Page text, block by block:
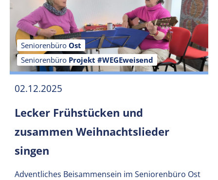
Seniorenbüro Ost
Seniorenbüro Projekt #WEGEweisend
02.12.2025
Lecker Frühstücken und
zusammen Weihnachtslieder
singen
Adventliches Beisammensein im Seniorenbüro Ost